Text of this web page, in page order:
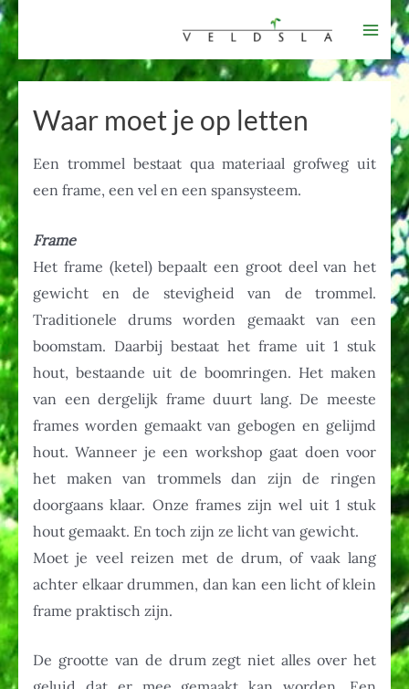
Ga
naar
de
inhoud
Waar moet je op letten
Een trommel bestaat qua materiaal grofweg uit
een frame, een vel en een spansysteem.
Frame
Het frame (ketel) bepaalt een groot deel van het
gewicht en de stevigheid van de trommel.
Traditionele drums worden gemaakt van een
boomstam. Daarbij bestaat het frame uit 1 stuk
hout, bestaande uit de boomringen. Het maken
van een dergelijk frame duurt lang. De meeste
frames worden gemaakt van gebogen en gelijmd
hout. Wanneer je een workshop gaat doen voor
het maken van trommels dan zijn de ringen
doorgaans klaar. Onze frames zijn wel uit 1 stuk
hout gemaakt. En toch zijn ze licht van gewicht.
Moet je veel reizen met de drum, of vaak lang
achter elkaar drummen, dan kan een licht of klein
frame praktisch zijn.
De grootte van de drum zegt niet alles over het